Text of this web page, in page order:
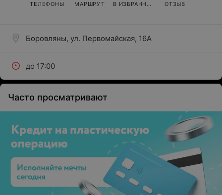
Боровляны, ул. Первомайская, 16А
до 17:00
ТЕЛЕФОНЫ МАРШРУТ В ИЗБРАННОЕ ОТЗЫВ
Часто просматривают